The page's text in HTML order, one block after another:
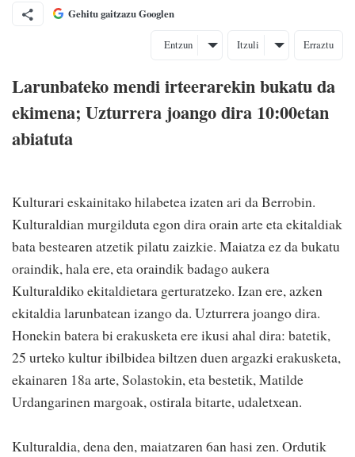
Gehitu gaitzazu Googlen
Entzun Itzuli Erraztu
Larunbateko mendi irteerarekin bukatu da
ekimena; Uzturrera joango dira 10:00etan
abiatuta
Kulturari eskainitako hilabetea izaten ari da Berrobin.
Kulturaldian murgilduta egon dira orain arte eta ekitaldiak
bata bestearen atzetik pilatu zaizkie. Maiatza ez da bukatu
oraindik, hala ere, eta oraindik badago aukera
Kulturaldiko ekitaldietara gerturatzeko. Izan ere, azken
ekitaldia larunbatean izango da. Uzturrera joango dira.
Honekin batera bi erakusketa ere ikusi ahal dira: batetik,
25 urteko kultur ibilbidea biltzen duen argazki erakusketa,
ekainaren 18a arte, Solastokin, eta bestetik, Matilde
Urdangarinen margoak, ostirala bitarte, udaletxean.
Kulturaldia, dena den, maiatzaren 6an hasi zen. Ordutik